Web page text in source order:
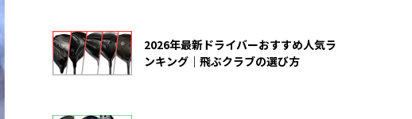
2026年最新ドライバーおすすめ人気ラ
ンキング｜飛ぶクラブの選び方